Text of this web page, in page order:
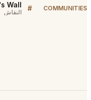
COMMUNITIES
#
Wall
النقاش